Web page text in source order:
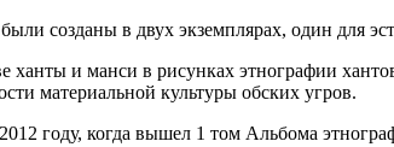
созданы в двух экземплярах, один для
и манси в рисунках этнографии
материальной культуры обских угров.
году, когда вышел 1 том Альбома